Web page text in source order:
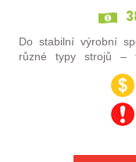
Do stabilní výrobní
různé typy strojů –
Uplatnění u nás
technických oborů,